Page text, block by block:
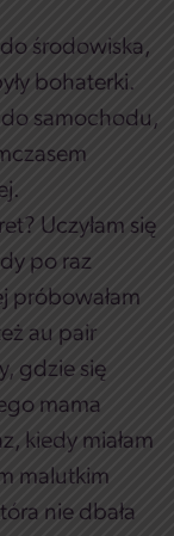
do środowiska,
bohaterki.
do samochodu,
Uczyłam się
po raz
próbowałam
au pair
gdzie się
mama
kiedy miałam
malutkim
nie dbała